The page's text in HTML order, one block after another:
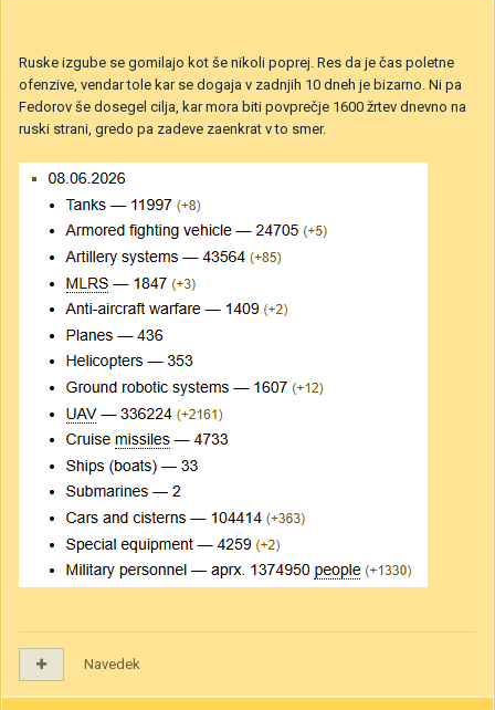
Ruske izgube se gomilajo kot še nikoli poprej. Res da je čas poletne
ofenzive, vendar tole kar se dogaja v zadnjih 10 dneh je bizarno. Ni pa
Fedorov še dosegel cilja, kar mora biti povprečje 1600 žrtev dnevno na
ruski strani, gredo pa zadeve zaenkrat v to smer.
Navedek